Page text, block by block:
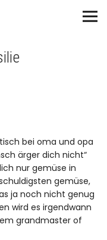
bei oma und opa
ärger dich nicht“
nur gemüse in
gemüse,
ja noch nicht genug
wird es irgendwann
grandmaster of